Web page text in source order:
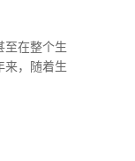
至在整个生
来，随着生